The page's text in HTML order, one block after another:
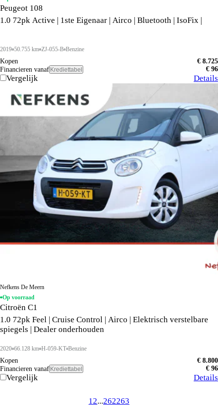
Peugeot 108
1.0 72pk Active | 1ste Eigenaar | Airco | Bluetooth | IsoFix |
2019 50.755 km ZJ-055-B Benzine
Kopen
€ 8.725
Financieren vanaf Krediettabel € 96
Vergelijk Details
Nefkens De Meern
Op voorraad
Citroën C1
1.0 72pk Feel | Cruise Control | Airco | Elektrisch verstelbare
spiegels | Dealer onderhouden
2020 66.128 km H-059-KT Benzine
Kopen
€ 8.800
Financieren vanaf Krediettabel € 96
Vergelijk Details
12...262263